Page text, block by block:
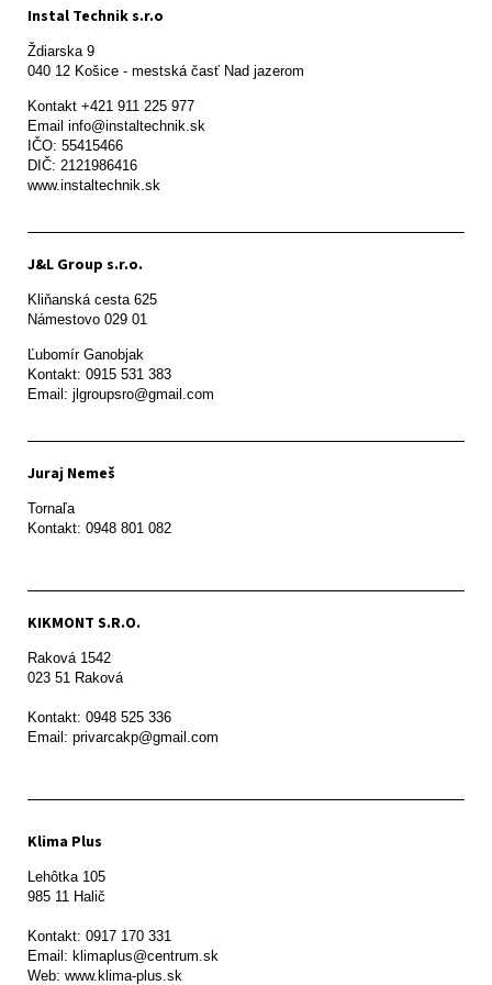
Instal Technik s.r.o
Ždiarska 9
Kontakt +421 911 225 977
Email info@instaltechnik.sk
IČO: 55415466
DIČ: 2121986416
www.instaltechnik.sk
J&L Group s.r.o.
Kliňanská cesta 625
Námestovo 029 01
Ľubomír Ganobjak
Kontakt: 0915 531 383
Email: jlgroupsro@gmail.com
Juraj Nemeš
Tornaľa
Kontakt: 0948 801 082
KIKMONT S.R.O.
Raková 1542
023 51 Raková
Kontakt: 0948 525 336
Email: privarcakp@gmail.com
Klima Plus
Lehôtka 105
985 11 Halič
Kontakt: 0917 170 331
Email: klimaplus@centrum.sk